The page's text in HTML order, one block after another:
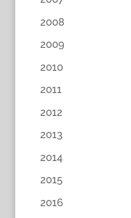
2008
2009
2010
2011
2012
2013
2014
2015
2016